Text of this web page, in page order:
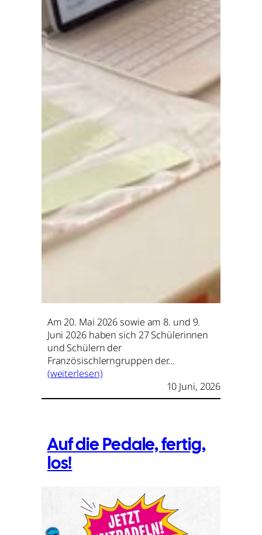
Am 20. Mai 2026 sowie am 8. und 9.
Juni 2026 haben sich 27 Schülerinnen
und Schülern der
Französischlerngruppen der…
(weiterlesen)
10 Juni, 2026
Auf die Pedale, fertig,
los!